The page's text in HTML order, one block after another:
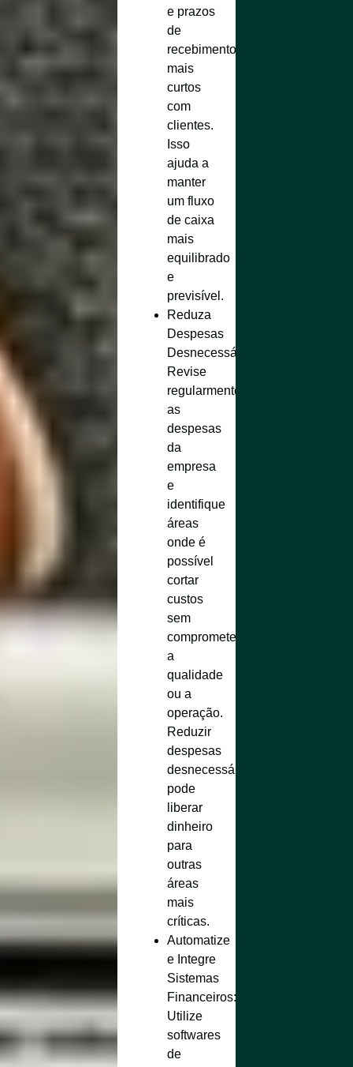
e prazos
de
recebimento
mais
curtos
com
clientes.
Isso
ajuda a
manter
um fluxo
de caixa
mais
equilibrado
e
previsível.
Reduza
Despesas
Desnecessárias
Revise
regularmente
as
despesas
da
empresa
e
identifique
áreas
onde é
possível
cortar
custos
sem
comprometer
a
qualidade
ou a
operação.
Reduzir
despesas
desnecessárias
pode
liberar
dinheiro
para
outras
áreas
mais
críticas.
Automatize
e Integre
Sistemas
Financeiros:
Utilize
softwares
de